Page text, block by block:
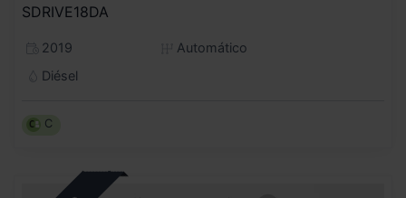
SDRIVE18DA
2019
Automático
Diésel
C